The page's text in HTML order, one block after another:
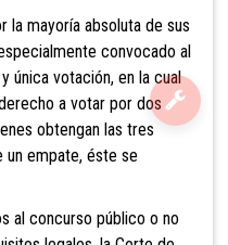
mayoría absoluta de sus
convocado al
única votación, en la cual
a votar por dos
obtengan las tres
un empate, éste se
al concurso público o no